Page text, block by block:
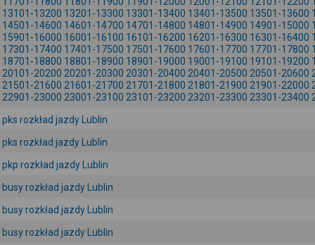
13101-13200 13201-13300 13301-13400 13401-13500 13501-13600
14501-14600 14601-14700 14701-14800 14801-14900 14901-15000
15901-16000 16001-16100 16101-16200 16201-16300 16301-16400
17301-17400 17401-17500 17501-17600 17601-17700 17701-17800
18701-18800 18801-18900 18901-19000 19001-19100 19101-19200
20101-20200 20201-20300 20301-20400 20401-20500 20501-20600
21501-21600 21601-21700 21701-21800 21801-21900 21901-22000
22901-23000 23001-23100 23101-23200 23201-23300 23301-23400
pks rozkład jazdy Lublin
pks rozkład jazdy Lublin
pkp rozkład jazdy Lublin
busy rozkład jazdy Lublin
busy rozkład jazdy Lublin
busy rozkład jazdy Lublin